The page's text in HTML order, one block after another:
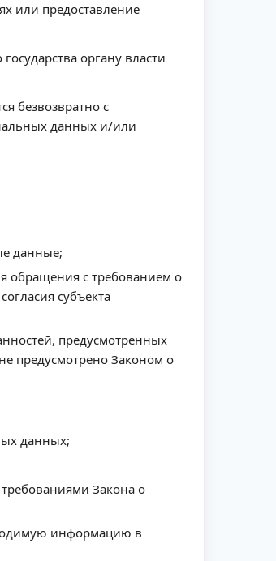
или предоставление
органу власти
безвозвратно с
данных и/или
данные;
обращения с требованием о
субъекта
предусмотренных
предусмотрено Законом о
данных;
Закона о
информацию в